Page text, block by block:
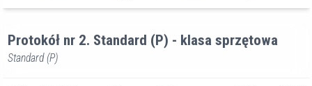
Protokół nr 2. Standard (P) - klasa sprzętowa
Standard (P)